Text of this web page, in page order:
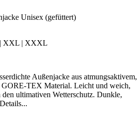
Unisex (gefüttert)
XXL | XXXL
Außenjacke aus atmungsaktivem,
GORE-TEX Material. Leicht und weich,
den ultimativen Wetterschutz. Dunkle,